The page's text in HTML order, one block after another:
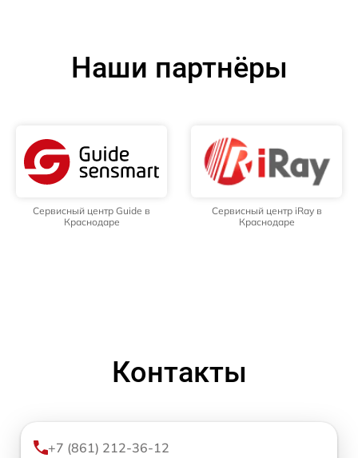
Наши партнёры
Сервисный центр Guide в
Краснодаре
Сервисный центр iRay в
Краснодаре
Контакты
+7 (861) 212-36-12